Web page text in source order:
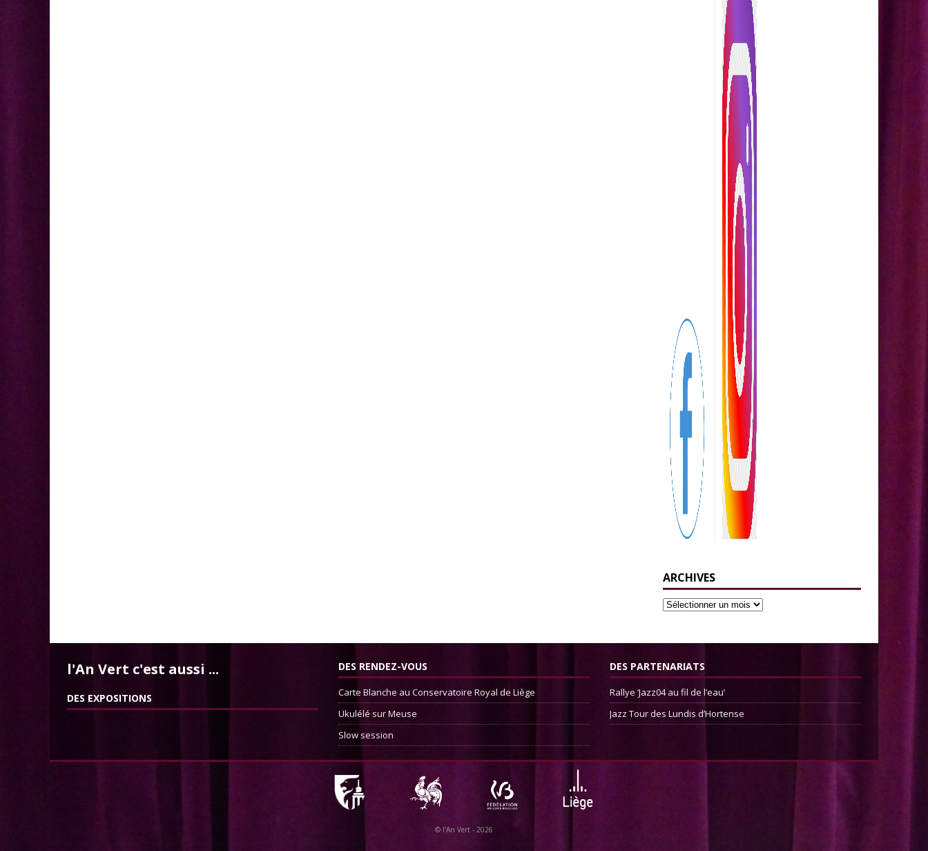
ARCHIVES
l'An Vert c'est aussi ...
DES EXPOSITIONS
DES RENDEZ-VOUS
Carte Blanche au Conservatoire Royal de Liège
Ukulélé sur Meuse
Slow session
DES PARTENARIATS
Rallye ‘Jazz04 au fil de l’eau’
Jazz Tour des Lundis d’Hortense
© l'An Vert - 2026